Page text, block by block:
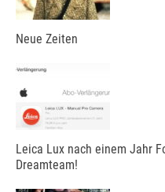
Neue Zeiten
Leica Lux nach einem Jahr
Dreamteam!